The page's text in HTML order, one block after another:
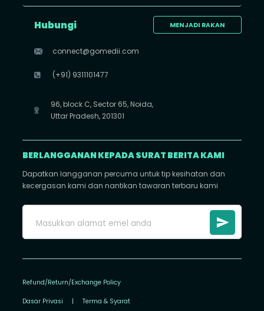
MENJADI RAKAN
Hubungi
connect@gomedii.com
(+91) 9311101477
96, block C, Sector 65, Noida,
Uttar Pradesh, 201301
BERLANGGANAN KEPADA SURAT BERITA KAMI
Dapatkan langganan percuma untuk tip kesihatan dan
kecergasan kami dan nantikan tawaran terbaru kami
Refund/Return/Exchange Policy
Dasar Privasi | Terma & Syarat